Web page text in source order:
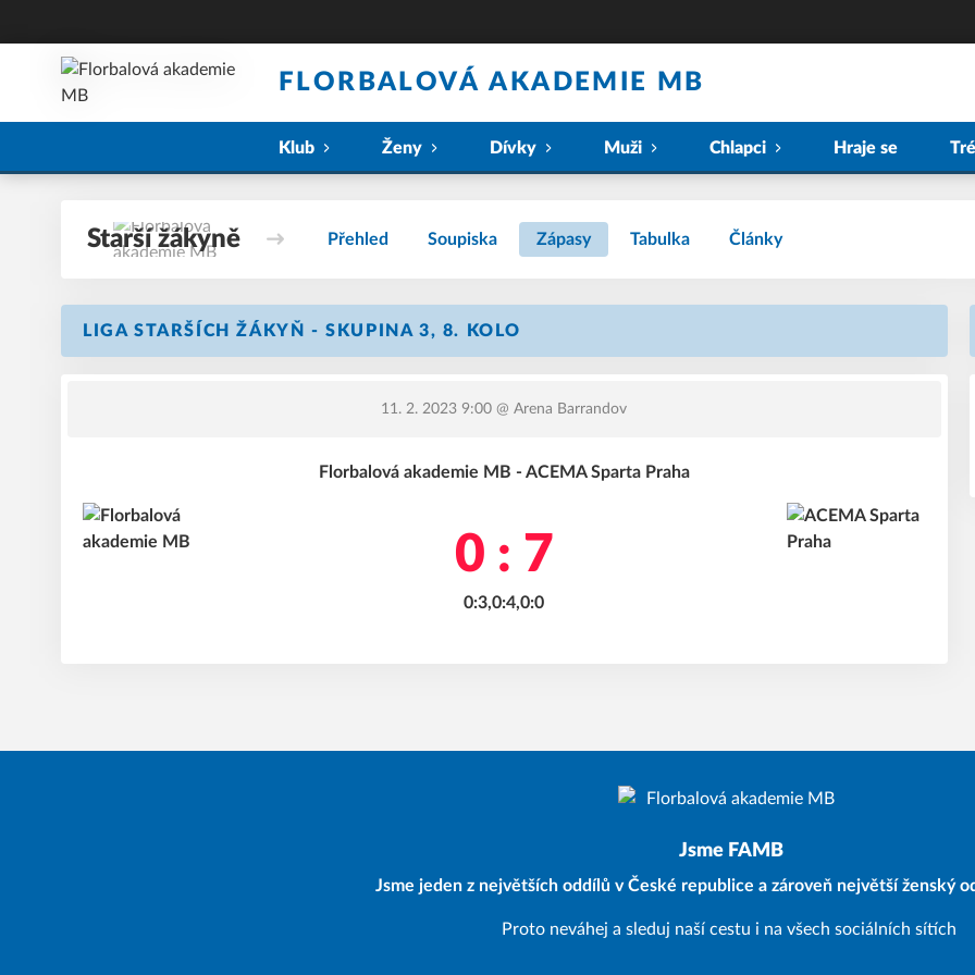
FLORBALOVÁ AKADEMIE MB
Klub Ženy Dívky Muži Chlapci Hraje se
Starší žákyně Přehled Soupiska Zápasy Tabulka Články
LIGA STARŠÍCH ŽÁKYŇ - SKUPINA 3, 8. KOLO
11. 2. 2023 9:00 @ Arena Barrandov
Florbalová akademie MB - ACEMA Sparta Praha
0 : 7
0:3,0:4,0:0
Jsme FAMB
Jsme jeden z největších oddílů v České republice a zároveň největší ženský
Proto neváhej a sleduj naší cestu i na všech sociálních sítích